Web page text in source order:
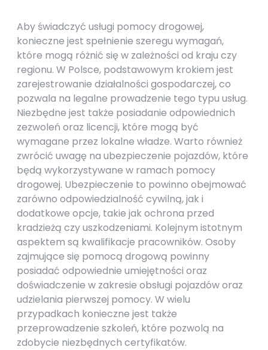
Aby świadczyć usługi pomocy drogowej,
konieczne jest spełnienie szeregu wymagań,
które mogą różnić się w zależności od kraju czy
regionu. W Polsce, podstawowym krokiem jest
zarejestrowanie działalności gospodarczej, co
pozwala na legalne prowadzenie tego typu usług.
Niezbędne jest także posiadanie odpowiednich
zezwoleń oraz licencji, które mogą być
wymagane przez lokalne władze. Warto również
zwrócić uwagę na ubezpieczenie pojazdów, które
będą wykorzystywane w ramach pomocy
drogowej. Ubezpieczenie to powinno obejmować
zarówno odpowiedzialność cywilną, jak i
dodatkowe opcje, takie jak ochrona przed
kradzieżą czy uszkodzeniami. Kolejnym istotnym
aspektem są kwalifikacje pracowników. Osoby
zajmujące się pomocą drogową powinny
posiadać odpowiednie umiejętności oraz
doświadczenie w zakresie obsługi pojazdów oraz
udzielania pierwszej pomocy. W wielu
przypadkach konieczne jest także
przeprowadzenie szkoleń, które pozwolą na
zdobycie niezbędnych certyfikatów.